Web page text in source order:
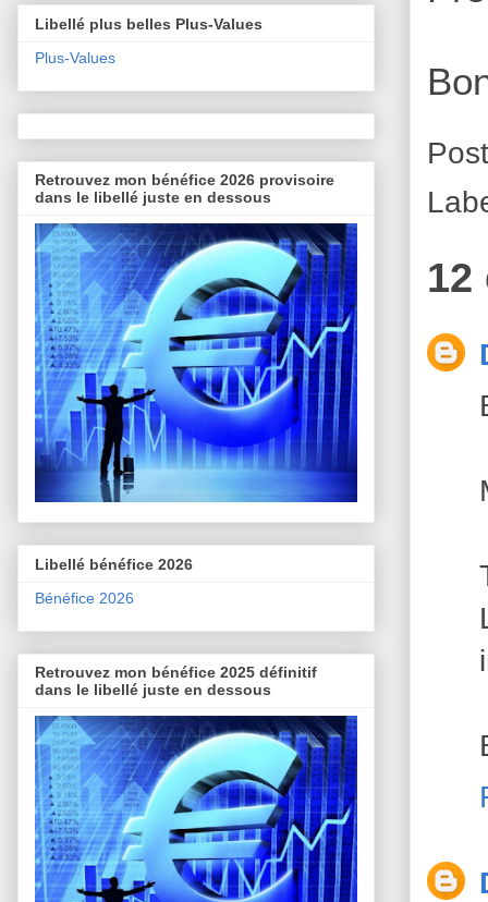
12
Libellé plus belles Plus-Values
Plus-Values
Retrouvez mon bénéfice 2026 provisoire
dans le libellé juste en dessous
Libellé bénéfice 2026
Bénéfice 2026
Retrouvez mon bénéfice 2025 définitif
dans le libellé juste en dessous